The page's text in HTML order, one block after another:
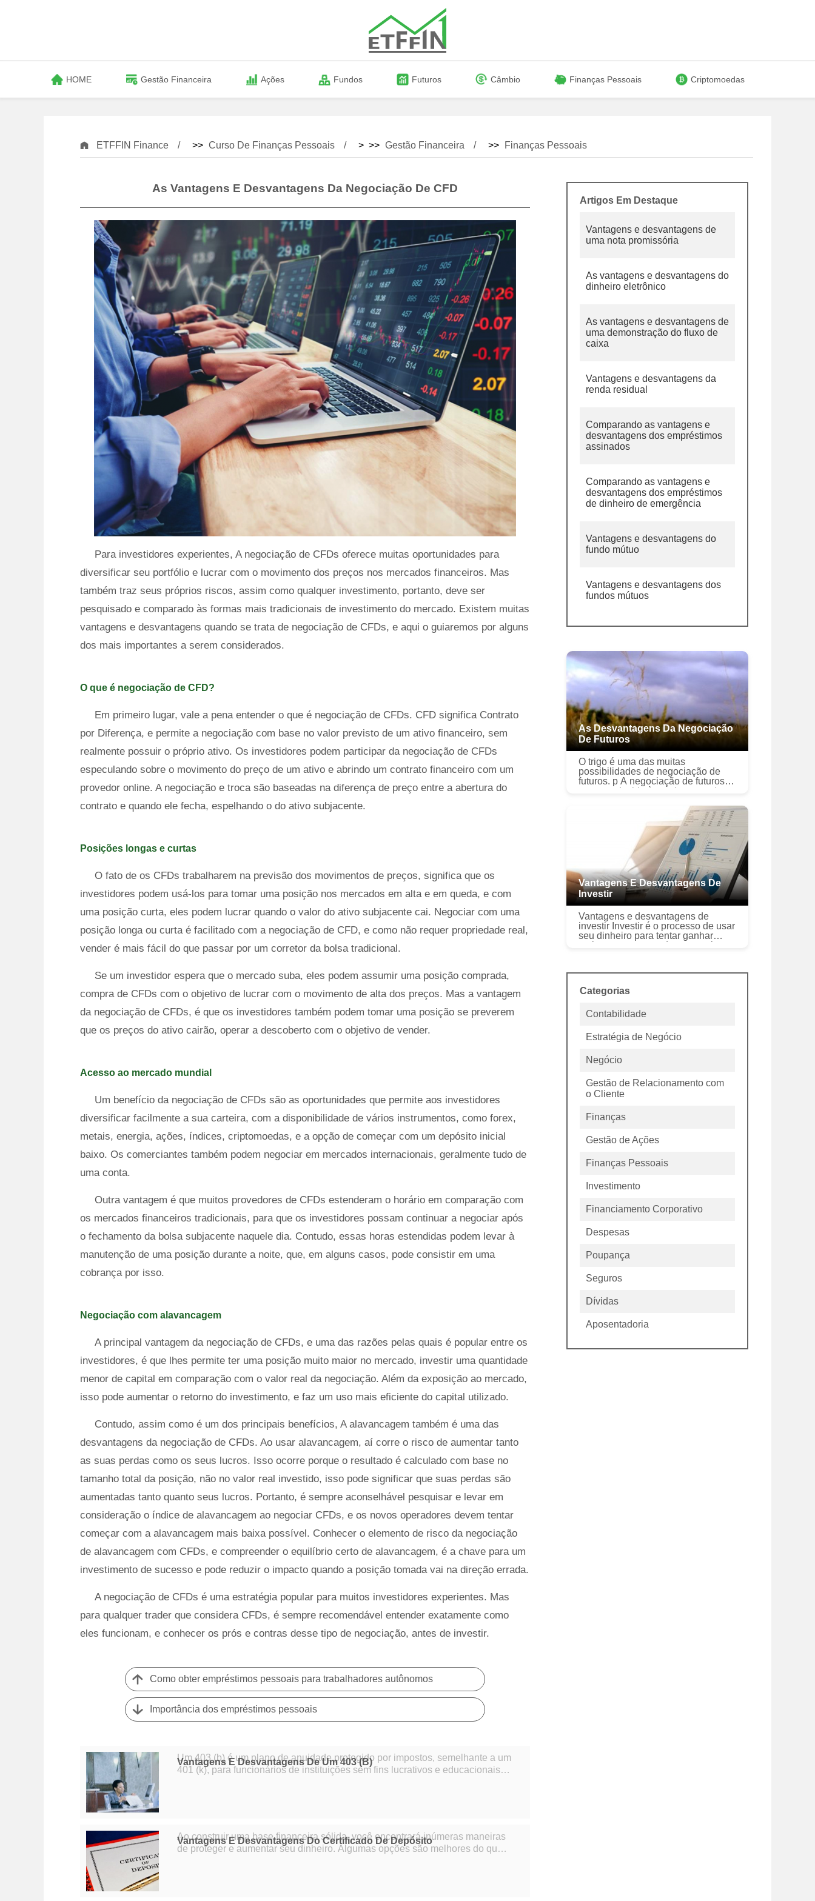
HOME Gestão Financeira Ações Fundos Futuros Câmbio Finanças Pessoais Criptomoedas
ETFFIN Finance >> Curso De Finanças Pessoais > >> Gestão Financeira >> Finanças Pessoais
As Vantagens E Desvantagens Da Negociação De CFD
Para investidores experientes, A negociação de CFDs oferece muitas oportunidades para
diversificar seu portfólio e lucrar com o movimento dos preços nos mercados financeiros. Mas
também traz seus próprios riscos, assim como qualquer investimento, portanto, deve ser
pesquisado e comparado às formas mais tradicionais de investimento do mercado. Existem muitas
vantagens e desvantagens quando se trata de negociação de CFDs, e aqui o guiaremos por alguns
dos mais importantes a serem considerados.
O que é negociação de CFD?
Em primeiro lugar, vale a pena entender o que é negociação de CFDs. CFD significa Contrato
por Diferença, e permite a negociação com base no valor previsto de um ativo financeiro, sem
realmente possuir o próprio ativo. Os investidores podem participar da negociação de CFDs
especulando sobre o movimento do preço de um ativo e abrindo um contrato financeiro com um
provedor online. A negociação e troca são baseadas na diferença de preço entre a abertura do
contrato e quando ele fecha, espelhando o do ativo subjacente.
Posições longas e curtas
O fato de os CFDs trabalharem na previsão dos movimentos de preços, significa que os
investidores podem usá-los para tomar uma posição nos mercados em alta e em queda, e com
uma posição curta, eles podem lucrar quando o valor do ativo subjacente cai. Negociar com uma
posição longa ou curta é facilitado com a negociação de CFD, e como não requer propriedade real,
vender é mais fácil do que passar por um corretor da bolsa tradicional.
Se um investidor espera que o mercado suba, eles podem assumir uma posição comprada,
compra de CFDs com o objetivo de lucrar com o movimento de alta dos preços. Mas a vantagem
da negociação de CFDs, é que os investidores também podem tomar uma posição se preverem
que os preços do ativo cairão, operar a descoberto com o objetivo de vender.
Acesso ao mercado mundial
Um benefício da negociação de CFDs são as oportunidades que permite aos investidores
diversificar facilmente a sua carteira, com a disponibilidade de vários instrumentos, como forex,
metais, energia, ações, índices, criptomoedas, e a opção de começar com um depósito inicial
baixo. Os comerciantes também podem negociar em mercados internacionais, geralmente tudo de
uma conta.
Outra vantagem é que muitos provedores de CFDs estenderam o horário em comparação com
os mercados financeiros tradicionais, para que os investidores possam continuar a negociar após
o fechamento da bolsa subjacente naquele dia. Contudo, essas horas estendidas podem levar à
manutenção de uma posição durante a noite, que, em alguns casos, pode consistir em uma
cobrança por isso.
Negociação com alavancagem
A principal vantagem da negociação de CFDs, e uma das razões pelas quais é popular entre os
investidores, é que lhes permite ter uma posição muito maior no mercado, investir uma quantidade
menor de capital em comparação com o valor real da negociação. Além da exposição ao mercado,
isso pode aumentar o retorno do investimento, e faz um uso mais eficiente do capital utilizado.
Contudo, assim como é um dos principais benefícios, A alavancagem também é uma das
desvantagens da negociação de CFDs. Ao usar alavancagem, aí corre o risco de aumentar tanto
as suas perdas como os seus lucros. Isso ocorre porque o resultado é calculado com base no
tamanho total da posição, não no valor real investido, isso pode significar que suas perdas são
aumentadas tanto quanto seus lucros. Portanto, é sempre aconselhável pesquisar e levar em
consideração o índice de alavancagem ao negociar CFDs, e os novos operadores devem tentar
começar com a alavancagem mais baixa possível. Conhecer o elemento de risco da negociação
de alavancagem com CFDs, e compreender o equilíbrio certo de alavancagem, é a chave para um
investimento de sucesso e pode reduzir o impacto quando a posição tomada vai na direção errada.
A negociação de CFDs é uma estratégia popular para muitos investidores experientes. Mas
para qualquer trader que considera CFDs, é sempre recomendável entender exatamente como
eles funcionam, e conhecer os prós e contras desse tipo de negociação, antes de investir.
Como obter empréstimos pessoais para trabalhadores autônomos
Importância dos empréstimos pessoais
Vantagens E Desvantagens De Um 403 (b)
Um 403 (b) é um plano de anuidade protegido por impostos, semelhante a um
401 (k), para funcionários de instituições sem fins lucrativos e educacionais.
Vantagens E Desvantagens Do Certificado De Depósito
Ao construir uma base financeira sólida, você encontrará inúmeras maneiras
de proteger e aumentar seu dinheiro. Algumas opções são melhores do que
Artigos Em Destaque
Vantagens e desvantagens de
uma nota promissória
As vantagens e desvantagens do
dinheiro eletrônico
As vantagens e desvantagens de
uma demonstração do fluxo de
caixa
Vantagens e desvantagens da
renda residual
Comparando as vantagens e
desvantagens dos empréstimos
assinados
Comparando as vantagens e
desvantagens dos empréstimos
de dinheiro de emergência
Vantagens e desvantagens do
fundo mútuo
Vantagens e desvantagens dos
fundos mútuos
As Desvantagens Da Negociação
De Futuros
O trigo é uma das muitas
possibilidades de negociação de
futuros. p A negociação de futuros é
atraente devido à ampla gama de
com contratos de futuros e ao
Vantagens E Desvantagens De
Investir
Vantagens e desvantagens de
investir Investir é o processo de usar
seu dinheiro para tentar ganhar
mais, comprometendo-o com algum
Categorias
Contabilidade
Estratégia de Negócio
Negócio
Gestão de Relacionamento com
o Cliente
Finanças
Gestão de Ações
Finanças Pessoais
Investimento
Financiamento Corporativo
Despesas
Poupança
Seguros
Dívidas
Aposentadoria